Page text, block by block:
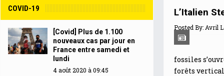
L’Italien
Posted By: Avril
fossiles
forêts
COVID-19
[Covid] Plus de 1.100
nouveaux cas par jour en
France entre samedi et
lundi
4 août 2020 à 09:45